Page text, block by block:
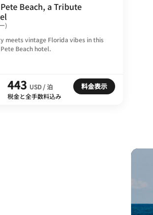
Beach, a Tribute
)
meets vintage Florida vibes in this
Beach hotel.
443 USD / 泊
税金と全手数料込み
料金表示